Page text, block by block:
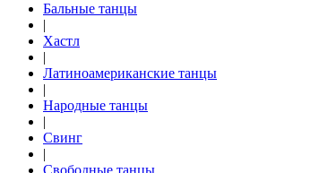
Бальные танцы
|
Хастл
|
Латиноамериканские танцы
|
Народные танцы
|
Свинг
|
Свободные танцы